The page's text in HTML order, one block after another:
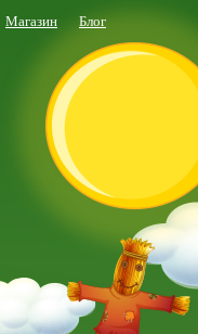
Магазин Блог